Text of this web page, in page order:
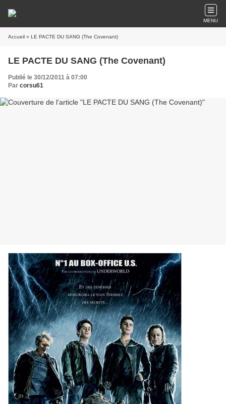
MENU
Accueil » LE PACTE DU SANG (The Covenant)
LE PACTE DU SANG (The Covenant)
Publié le 30/12/2011 à 07:00
Par corsu61